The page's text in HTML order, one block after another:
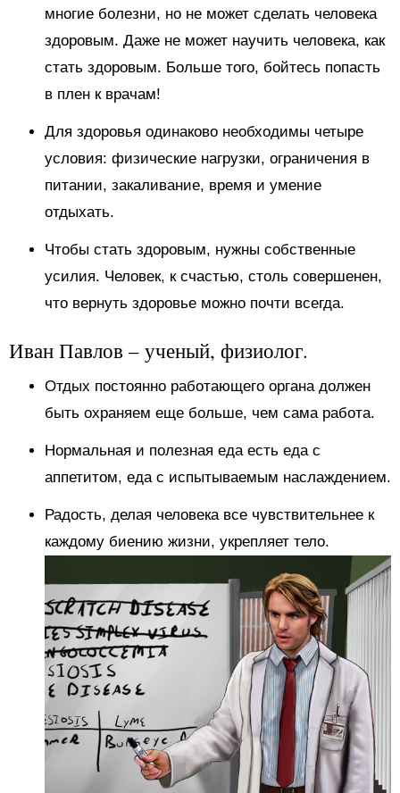
многие болезни, но не может сделать человека
здоровым. Даже не может научить человека, как
стать здоровым. Больше того, бойтесь попасть
в плен к врачам!
Для здоровья одинаково необходимы четыре
условия: физические нагрузки, ограничения в
питании, закаливание, время и умение
отдыхать.
Чтобы стать здоровым, нужны собственные
усилия. Человек, к счастью, столь совершенен,
что вернуть здоровье можно почти всегда.
Иван Павлов – ученый, физиолог.
Отдых постоянно работающего органа должен
быть охраняем еще больше, чем сама работа.
Нормальная и полезная еда есть еда с
аппетитом, еда с испытываемым наслаждением.
Радость, делая человека все чувствительнее к
каждому биению жизни, укрепляет тело.